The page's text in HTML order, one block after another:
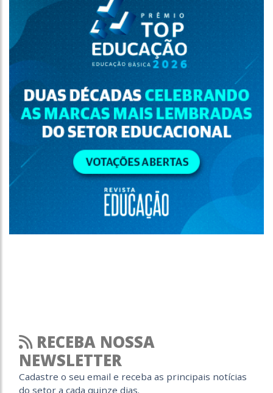
RECEBA NOSSA
NEWSLETTER
Cadastre o seu email e receba as principais notícias
do setor a cada quinze dias.